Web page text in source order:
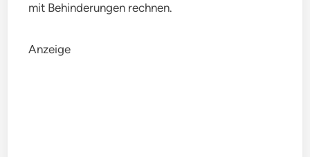
mit Behinderungen rechnen.
Anzeige